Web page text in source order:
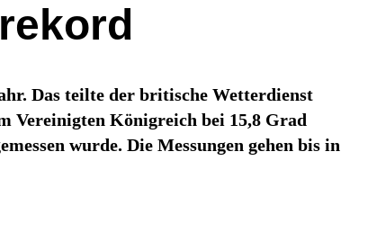
Das teilte der britische Wetterdienst
Vereinigten Königreich bei 15,8 Grad
wurde. Die Messungen gehen bis in